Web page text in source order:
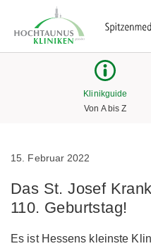
Klinikguide
Von A bis Z
15. Februar 2022
Das St. Josef
110. Geburtstag!
Es ist Hessens kleinste